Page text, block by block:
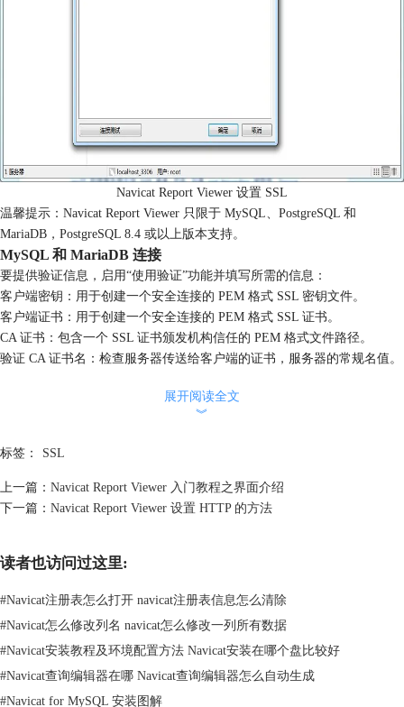
Navicat Report Viewer 设置 SSL
温馨提示：Navicat Report Viewer 只限于 MySQL、PostgreSQL 和
MariaDB，PostgreSQL 8.4 或以上版本支持。
MySQL 和 MariaDB 连接
要提供验证信息，启用“使用验证”功能并填写所需的信息：
客户端密钥：用于创建一个安全连接的 PEM 格式 SSL 密钥文件。
客户端证书：用于创建一个安全连接的 PEM 格式 SSL 证书。
CA 证书：包含一个 SSL 证书颁发机构信任的 PEM 格式文件路径。
验证 CA 证书名：检查服务器传送给客户端的证书，服务器的常规名值。
● verify-ca：尝试 SSL 连接，并验证服务器证书是否由受信任的 CA 发
行。
● verify-full：尝试 SSL 连接，验证服务器证书是否由受信任的 CA 发行
客户端密钥：客户端密钥的路径。
CA 证书：由信任的证书颁发机构路径。
证书撤销列表：证书撤销列表（CRL）的文件路径。
关于 Navicat Report Viewer如何设置 SSL的教程比较简便，点击“
教程
”可获取更多相关教程。
展开阅读全文
︾
标签： SSL
上一篇： Navicat Report Viewer 入门教程之界面介绍
下一篇： Navicat Report Viewer 设置 HTTP 的方法
读者也访问过这里:
#Navicat注册表怎么打开 navicat注册表信息怎么清除
#Navicat怎么修改列名 navicat怎么修改一列所有数据
#Navicat安装教程及环境配置方法 Navicat安装在哪个盘比较好
#Navicat查询编辑器在哪 Navicat查询编辑器怎么自动生成
#Navicat for MySQL 安装图解